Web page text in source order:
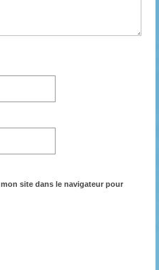
site dans le navigateur pour